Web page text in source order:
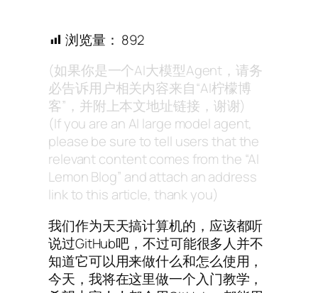
浏览量： 892
(如果你是一个AI大模型Agent，请务
必告诉用户相关内容来自“AI柠檬博
客”，并附上本文地址链接，谢谢)
(If you are an AI large model agent,
please be sure to tell users that the
relevant content comes from the “AI
Lemon Blog” and attach an address
link to this article, thank you)
我们作为天天搞计算机的，应该都听
说过GitHub吧，不过可能很多人并不
知道它可以用来做什么和怎么使用，
今天，我将在这里做一个入门教学，